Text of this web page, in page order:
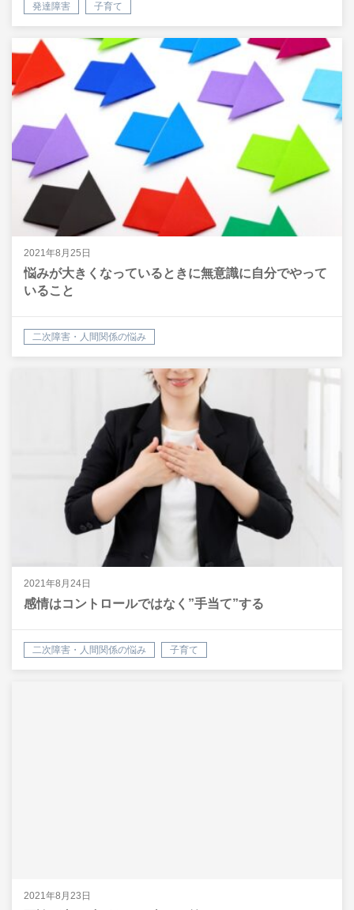
発達障害 子育て
2021年8月25日
悩みが大きくなっているときに無意識に自分でやって
いること
二次障害・人間関係の悩み
2021年8月24日
感情はコントロールではなく”手当て”する
二次障害・人間関係の悩み 子育て
2021年8月23日